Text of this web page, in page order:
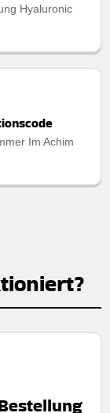
Hyaluronic
Im Achim